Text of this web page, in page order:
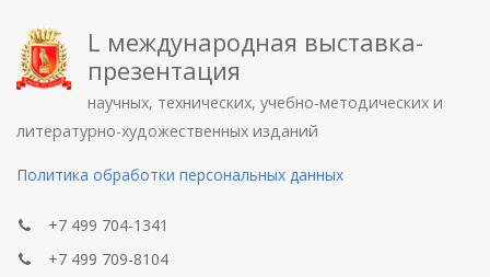
L международная выставка-
презентация
научных, технических, учебно-методических и
литературно-художественных изданий
Политика обработки персональных данных
+7 499 704-1341
+7 499 709-8104